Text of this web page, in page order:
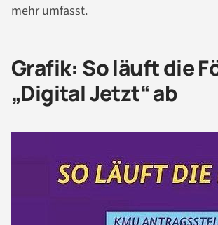
mehr umfasst.
Grafik: So läuft die
„Digital Jetzt“ ab